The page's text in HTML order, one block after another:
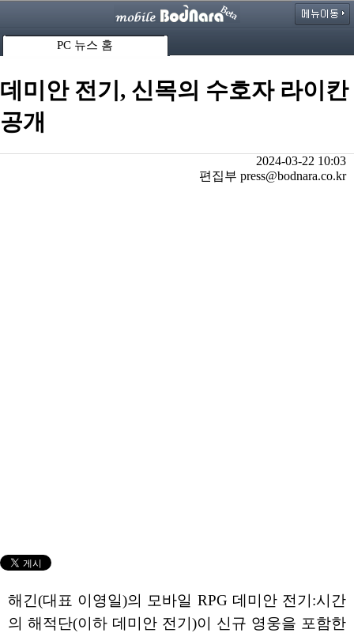
PC 뉴스 홈
데미안 전기, 신목의 수호자 라이칸
공개
2024-03-22 10:03
편집부 press@bodnara.co.kr
해긴(대표 이영일)의 모바일 RPG 데미안 전기:시간
의 해적단(이하 데미안 전기)이 신규 영웅을 포함한